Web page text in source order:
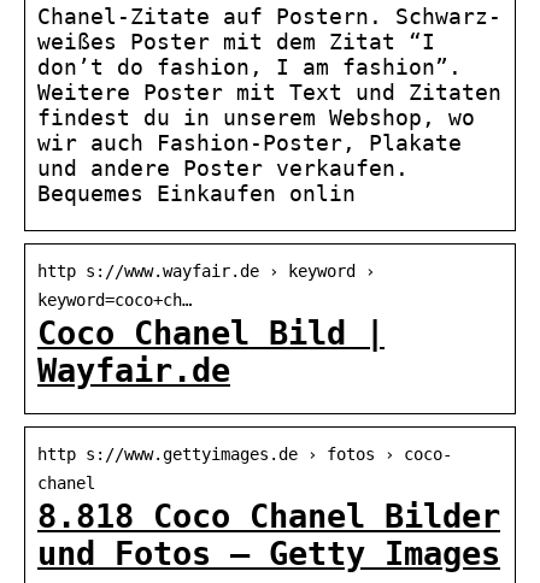
Chanel-Zitate auf Postern. Schwarz-
weißes Poster mit dem Zitat “I
don’t do fashion, I am fashion”.
Weitere Poster mit Text und Zitaten
findest du in unserem Webshop, wo
wir auch Fashion-Poster, Plakate
und andere Poster verkaufen.
Bequemes Einkaufen onlin
http s://www.wayfair.de › keyword ›
keyword=coco+ch…
Coco Chanel Bild |
Wayfair.de
http s://www.gettyimages.de › fotos › coco-
chanel
8.818 Coco Chanel Bilder
und Fotos – Getty Images